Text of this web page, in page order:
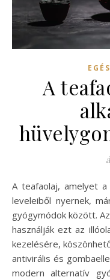
A
A teafaolaj, amelyet a Melaleuca alternifolia nevű növény
leveleiből nyernek,
gyógymódok között.
használják ezt az
kezelésére,
antivirális és
modern alternatív